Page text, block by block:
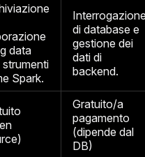
data
Spark.
di database e
gestione dei
dati di
backend.
Gratuito/a
pagamento
(dipende dal
DB)